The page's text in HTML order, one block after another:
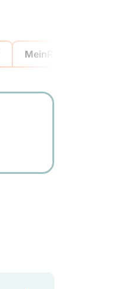
MeinReisePlaner